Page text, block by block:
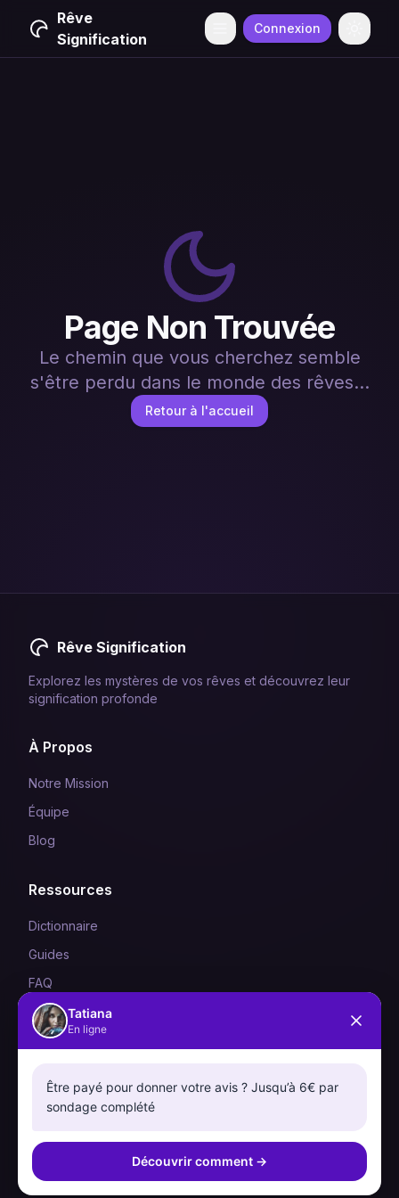
Rêve
Signification
Menu Connexion
Page Non Trouvée
Le chemin que vous cherchez semble
s'être perdu dans le monde des rêves...
Retour à l'accueil
Rêve Signification
Explorez les mystères de vos rêves et découvrez leur
signification profonde
À Propos
Notre Mission
Équipe
Blog
Ressources
Dictionnaire
Guides
FAQ
Légal
Confidentialité
Tatiana
En ligne
Être payé pour donner votre avis ? Jusqu’à 6€ par
sondage complété
Découvrir comment →